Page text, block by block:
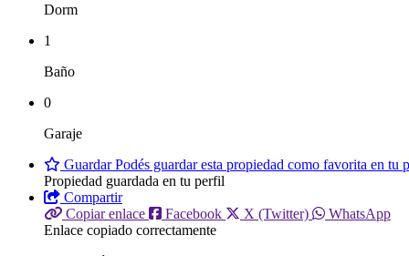
Dorm
1
Baño
0
Garaje
GuardarPodés guardar esta propiedad como favorita en tu
Propiedad guardada en tu perfil
Compartir
Copiar enlace
Facebook X (Twitter)
WhatsApp
Enlace copiado correctamente